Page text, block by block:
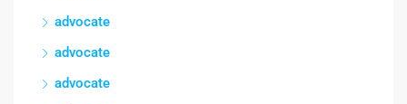
advocate
advocate
advocate